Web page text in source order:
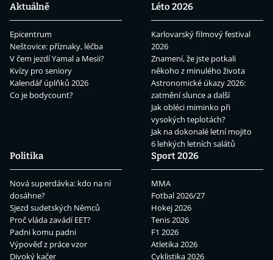
Aktuálně
Epicentrum
Neštovice: příznaky, léčba
V čem jezdí Yamal a Mesii?
Kvízy pro seniory
Kalendář úplňků 2026
Co je bodycount?
Léto 2026
Karlovarský filmový festival
2026
Znamení, že jste potkali
někoho z minulého života
Astronomické úkazy 2026:
zatmění slunce a další
Jak obléci miminko při
vysokých teplotách?
Jak na dokonalé letní mojito
6 lehkých letních salátů
Politika
Nová superdávka: kdo na ní
dosáhne?
Sjezd sudetských Němců
Proč vláda zavádí EET?
Padni komu padni
Výpověď z práce vzor
Divoký kačer
Sport 2026
MMA
Fotbal 2026/27
Hokej 2026
Tenis 2026
F1 2026
Atletika 2026
Cyklistika 2026